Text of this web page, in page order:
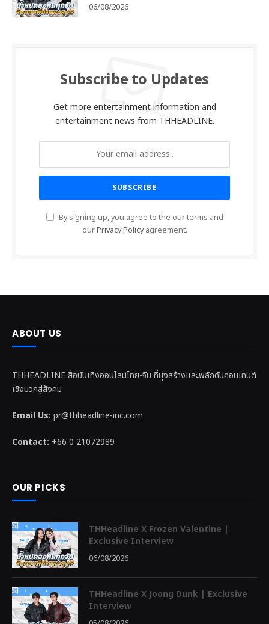
06/08/2026
Subscribe to Updates
Get more entertainment information and
entertainment news from THHEADLINE.
By signing up, you agree to the our terms and
ourPrivacy Policyagreement.
ABOUT US
THHEADLINE สื่อบันเทิงออนไลน์ไทย-จีน ที่มุ่งสร้างและพลักดันคอนเทนต์
เชิงบวกสู่สังคม
Email Us: pr@thheadline-inc.com
Contact: +66 0 21072989
OUR PICKS
THHeadline X Frozen Valentine |
Exclusive Interview
06/08/2026
THHeadline X Joong Dunk | Exclusive
Interview